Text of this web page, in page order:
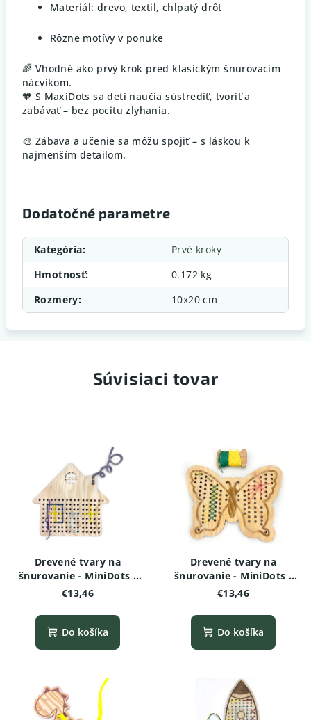
Materiál: drevo, textil, chlpatý drôt
Rôzne motívy v ponuke
🌈 Vhodné ako prvý krok pred klasickým šnurovacím
nácvikom.
🧡 S MaxiDots sa deti naučia sústrediť, tvoriť a
zabávať – bez pocitu zlyhania.
🎨 Zábava a učenie sa môžu spojiť – s láskou k
najmenším detailom.
Dodatočné parametre
Kategória:
Prvé kroky
Hmotnosť:
0.172 kg
Rozmery: 10x20 cm
Súvisiaci tovar
Drevené tvary na
šnurovanie - MiniDots -
Domček
€13,46
Do košíka
Drevené tvary na
šnurovanie - MiniDots -
Motýľ
€13,46
Do košíka